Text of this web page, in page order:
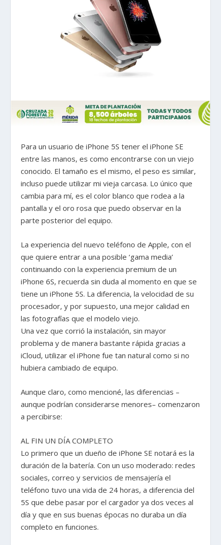
Para un usuario de iPhone 5S tener el iPhone SE
entre las manos, es como encontrarse con un viejo
conocido. El tamaño es el mismo, el peso es similar,
incluso puede utilizar mi vieja carcasa. Lo único que
cambia para mí, es el color blanco que rodea a la
pantalla y el oro rosa que puedo observar en la
parte posterior del equipo.
La experiencia del nuevo teléfono de Apple, con el
que quiere entrar a una posible ‘gama media’
continuando con la experiencia premium de un
iPhone 6S, recuerda sin duda al momento en que se
tiene un iPhone 5S. La diferencia, la velocidad de su
procesador, y por supuesto, una mejor calidad en
las fotografías que el modelo viejo.
Una vez que corrió la instalación, sin mayor
problema y de manera bastante rápida gracias a
iCloud, utilizar el iPhone fue tan natural como si no
hubiera cambiado de equipo.
Aunque claro, como mencioné, las diferencias –
aunque podrían considerarse menores– comenzaron
a percibirse:
AL FIN UN DÍA COMPLETO
Lo primero que un dueño de iPhone SE notará es la
duración de la batería. Con un uso moderado: redes
sociales, correo y servicios de mensajería el
teléfono tuvo una vida de 24 horas, a diferencia del
5S que debe pasar por el cargador ya dos veces al
día y que en sus buenas épocas no duraba un día
completo en funciones.